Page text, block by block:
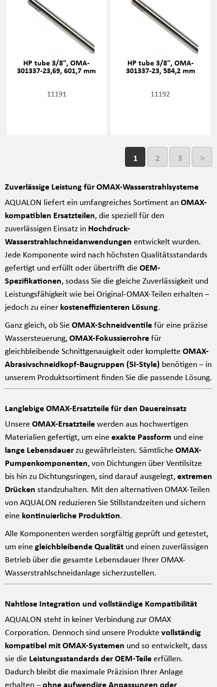
HP tube 3/8", OMA-
301337-23,69, 601,7 mm
11191
HP tube 3/8", OMA-
301337-23, 584,2 mm
11192
1 2 3 >
Zuverlässige Leistung für OMAX-Wasserstrahlsysteme
AQUALON liefert ein umfangreiches Sortiment anOMAX-
kompatiblen Ersatzteilen, die speziell für den
zuverlässigen Einsatz in Hochdruck-
Wasserstrahlschneidanwendungen entwickelt wurden.
Jede Komponente wird nach höchsten Qualitätsstandards
gefertigt und erfüllt oder übertrifft die OEM-
Spezifikationen, sodass Sie die gleiche Zuverlässigkeit und
Leistungsfähigkeit wie bei Original-OMAX-Teilen erhalten –
jedoch zu einer kosteneffizienteren Lösung.
Ganz gleich, ob Sie OMAX-Schneidventilefür eine präzise
Wassersteuerung,OMAX-Fokussierrohrefür
gleichbleibende Schnittgenauigkeit oder komplette OMAX-
Abrasivschneidkopf-Baugruppen (5I-Style) benötigen – in
unserem Produktsortiment finden Sie die passende Lösung.
Langlebige OMAX-Ersatzteile für den Dauereinsatz
Unsere OMAX-Ersatzteilewerden aus hochwertigen
Materialien gefertigt, um eine exakte Passform und eine
lange Lebensdauerzu gewährleisten. Sämtliche OMAX-
Pumpenkomponenten, von Dichtungen über Ventilsitze
bis hin zu Dichtungsringen, sind darauf ausgelegt,extremen
Drücken standzuhalten. Mit den alternativen OMAX-Teilen
von AQUALON reduzieren Sie Stillstandzeiten und sichern
eine kontinuierliche Produktion.
Alle Komponenten werden sorgfältig geprüft und getestet,
um eine gleichbleibende Qualität und einen zuverlässigen
Betrieb über die gesamte Lebensdauer Ihrer OMAX-
Wasserstrahlschneidanlage sicherzustellen.
Nahtlose Integration und vollständige Kompatibilität
AQUALON steht in keiner Verbindung zur OMAX
Corporation. Dennoch sind unsere Produkte vollständig
kompatibel mit OMAX-Systemen und so entwickelt, dass
sie die Leistungsstandards der OEM-Teileerfüllen.
Dadurch bleibt die maximale Präzision Ihrer Anlage
erhalten –ohne aufwendige Anpassungen oder